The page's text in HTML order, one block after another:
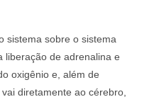
sistema sobre o sistema
liberação de adrenalina e
oxigênio e, além de
diretamente ao cérebro,